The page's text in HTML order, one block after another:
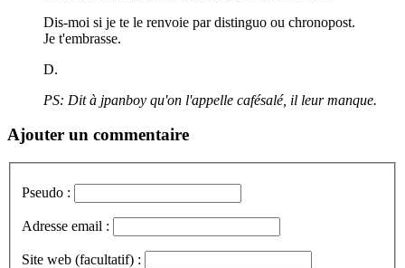
Dis-moi si je te le renvoie par distinguo ou chronopost.
Je t'embrasse.
D.
PS: Dit à jpanboy qu'on l'appelle cafésalé, il leur manque.
Ajouter un commentaire
Pseudo :
Adresse email :
Site web (facultatif) :